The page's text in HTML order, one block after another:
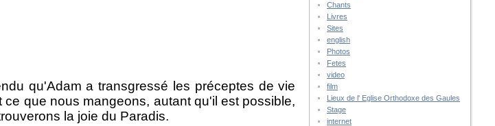
qu'Adam a transgressé les préceptes de vie
que nous mangeons, autant qu'il est possible,
la joie du Paradis.
Chants
Livres
Sites
english
Photos
Fetes
video
film
Lieux de l' Eglise Orthodoxe des Gaules
Stage
internet